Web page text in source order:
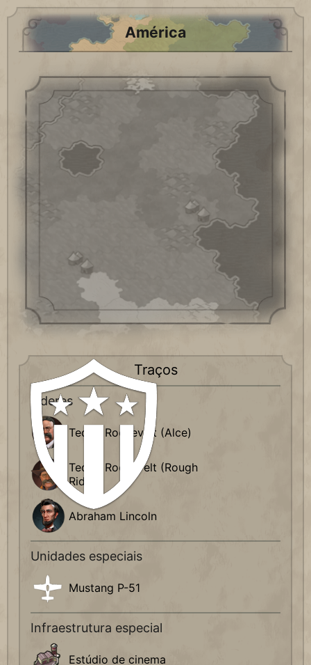
América
Traços
Líderes
Teddy Roosevelt (Alce)
Teddy Roosevelt (Rough
Rider)
Abraham Lincoln
Unidades especiais
Mustang P-51
Infraestrutura especial
Estúdio de cinema